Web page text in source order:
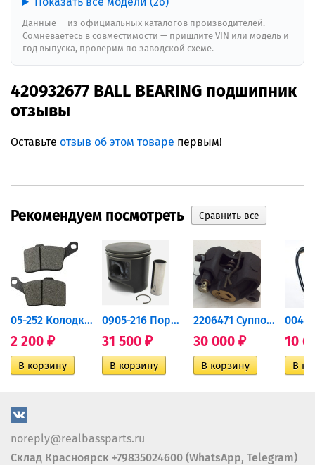
Данные — из официальных каталогов производителей.
Сомневаетесь в совместимости — пришлите VIN или модель и
год выпуска, проверим по заводской схеме.
420932677 BALL BEARING подшипник
отзывы
Оставьте отзыв об этом товаре первым!
Рекомендуем посмотреть
05-252 Колодки тормозные...
2 200 ₽
0905-216 Поршень Arctic Cat...
31 500 ₽
2206471 Суппорт тормозной...
30 000 ₽ 10
noreply@realbassparts.ru
Склад Красноярск +79835024600 (WhatsApp, Telegram)